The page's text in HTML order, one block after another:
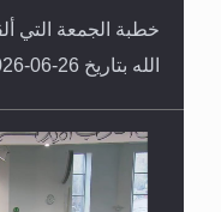
خطبة الجمعة التي
الله بتاريخ 26-06-2026